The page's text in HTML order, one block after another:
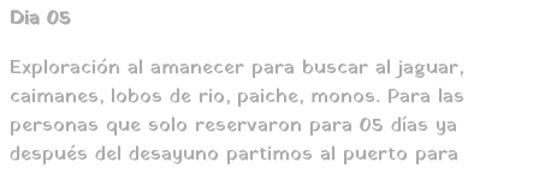
Dia 05
Exploración al amanecer para buscar al jaguar,
caimanes, lobos de rio, paiche, monos. Para las
personas que solo reservaron para 05 días ya
después del desayuno partimos al puerto para